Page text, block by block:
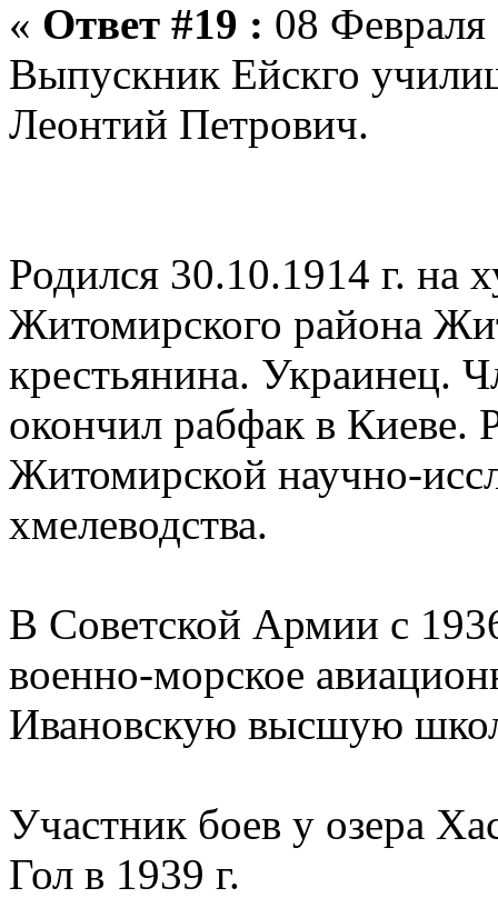
« Ответ #19 : 08
Выпускник Ейскго
Леонтий Петрович.
Родился 30.10.1914 г. на
Житомирского района
крестьянина. Украинец.
окончил рабфак в Киеве.
Житомирской научно-
хмелеводства.
В Советской Армии с
военно-морское
Ивановскую высшую
Участник боев у озера
Гол в 1939 г.